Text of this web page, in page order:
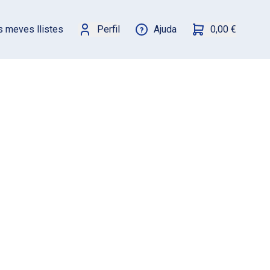
meves llistes Perfil Ajuda 0,00 €